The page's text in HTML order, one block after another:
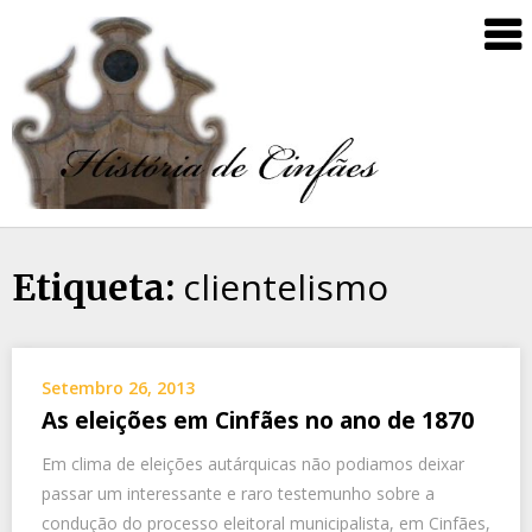
Etiqueta: clientelismo
Setembro 26, 2013
As eleições em Cinfães no ano de 1870
Em clima de eleições autárquicas não podiamos deixar
passar um interessante e raro testemunho sobre a
condução do processo eleitoral municipalista, em Cinfães,